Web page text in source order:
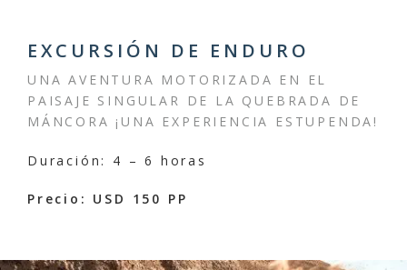
EXCURSIÓN DE ENDURO
UNA AVENTURA MOTORIZADA EN EL
PAISAJE SINGULAR DE LA QUEBRADA DE
MÁNCORA ¡ UNA EXPERIENCIA ESTUPENDA!
Duración: 4 – 6 horas
Precio: USD 150 PP